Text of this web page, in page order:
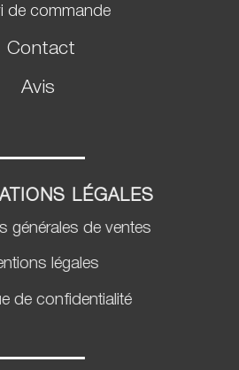
de commande
Contact
Avis
LÉGALES
générales de ventes
légales
de confidentialité